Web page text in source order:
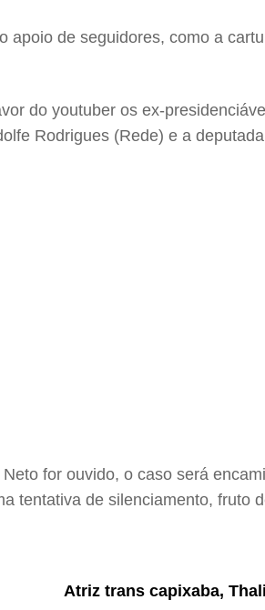
apoio de seguidores, como a
do youtuber os ex-
Rodrigues (Rede) e a
for ouvido, o caso será
tentativa de silenciamento, fruto
Atriz trans capixaba,